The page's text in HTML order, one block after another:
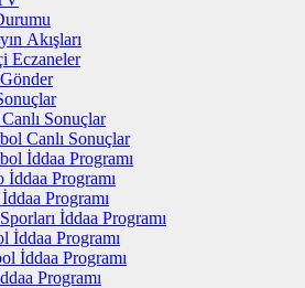
Akışları
Eczaneler
Sonuçlar
Canlı Sonuçlar
İddaa Programı
İddaa Programı
Programı
İddaa Programı
İddaa Programı
İddaa Programı
Programı